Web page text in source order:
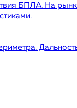
БПЛА. На